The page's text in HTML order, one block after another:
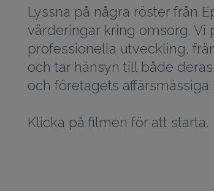
Lyssna på några röster från
värderingar kring omsorg. Vi
professionella utveckling,
och tar hänsyn till både
och företagets affärsmässiga
Klicka på filmen för att starta.